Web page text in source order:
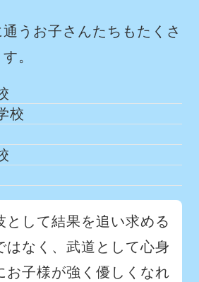
うお子さんたちもたくさ
。
校
として結果を追い求める
はなく、武道として心身
お子様が強く優しくなれ